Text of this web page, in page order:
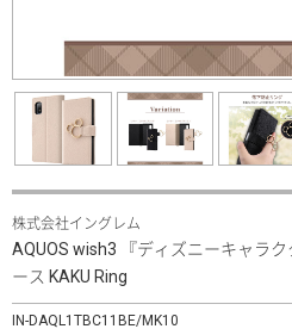
株式会社イングレム
AQUOS wish3 『ディズニーキャラ
ース KAKU Ring
IN-DAQL1TBC11BE/MK10